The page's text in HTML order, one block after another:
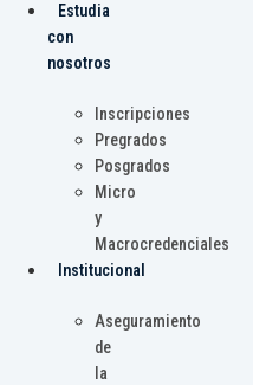
Estudia
con
nosotros
Inscripciones
Pregrados
Posgrados
Micro
y
Macrocredenciales
Institucional
Aseguramiento
de
la